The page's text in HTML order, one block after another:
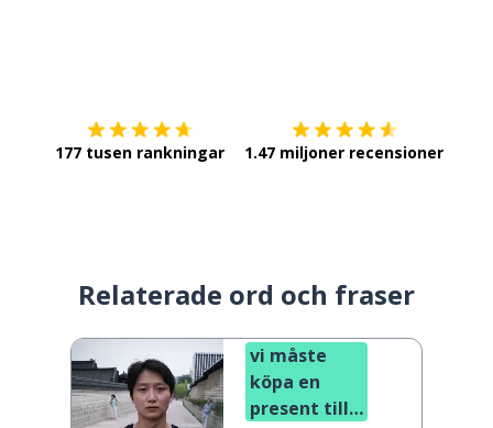
177 tusen rankningar 1.47 miljoner recensioner
Relaterade ord och fraser
vi måste
köpa en
present till